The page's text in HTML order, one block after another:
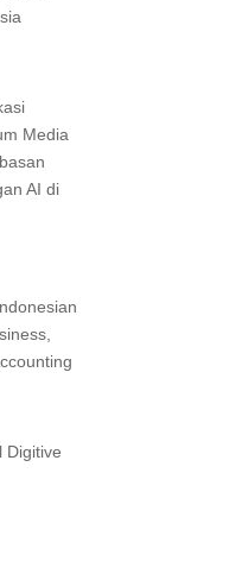
Media
AI di
Digitive